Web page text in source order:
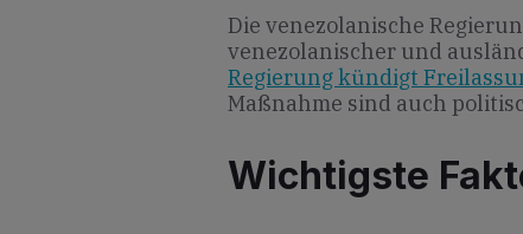
Die venezolanische
venezolanischer und
Regierung kündigt
Maßnahme sind auch
Wichtigste